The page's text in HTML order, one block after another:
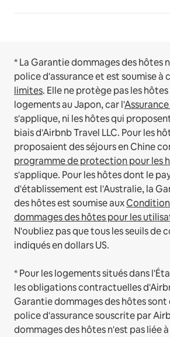
* La Garantie dommages des hôtes
police d'assurance et est soumise à
limites. Elle ne protège pas les
logements au Japon, car l'
s'applique, ni les hôtes qui
biais d'Airbnb Travel LLC. Pour les
proposaient des séjours en Chine
programme de protection pour les
s'applique. Pour les hôtes dont le
d'établissement est l'Australie, la
des hôtes est soumise aux
dommages des hôtes pour les
N'oubliez pas que tous les seuils de
indiqués en dollars US.
* Pour les logements situés dans
les obligations contractuelles
Garantie dommages des hôtes
police d'assurance souscrite par
dommages des hôtes n'est pas liée